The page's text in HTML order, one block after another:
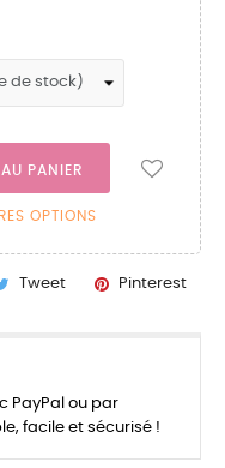
PANIER
OPTIONS
Tweet Pinterest
PayPal ou par
facile et sécurisé !